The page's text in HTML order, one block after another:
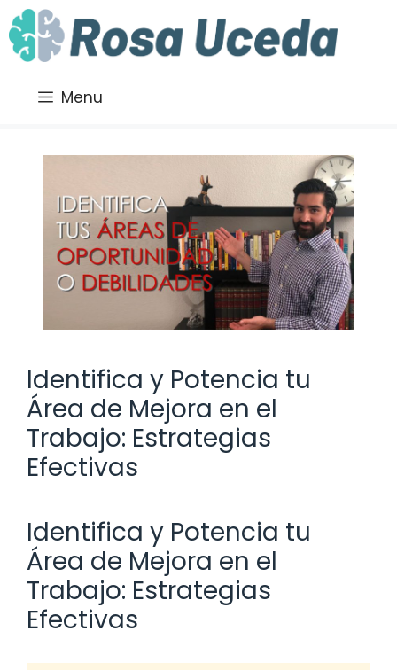
Saltar
al
contenido
Menu
Identifica y Potencia tu
Área de Mejora en el
Trabajo: Estrategias
Efectivas
Identifica y Potencia tu
Área de Mejora en el
Trabajo: Estrategias
Efectivas